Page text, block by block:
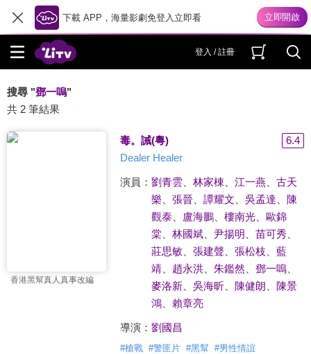
下載 APP，海量影劇免登入立即看
登入 / 註冊
搜尋 "鄧一嗚"
共 2 筆結果
香港黑幫真人真事改編
毒。誡(粵)
6.4
Dealer Healer
演員： 劉青雲、 林家棟 江一燕
古天
樂
張晉、 譚耀文 吳孟達
陳
觀泰、 盧海鵬、 樓南光、 歐錦
棠
林國斌、 尹揚明 苗可秀
莊思敏、 張建聲、 張松枝
藍
靖、 趙永洪、 朱鑑然 鄧一嗚、
麥洛新、 吳海昕、 陳健朗
陳景
鴻、 賴章亮
導演： 劉國昌
#槍戰 #警匪片 #黑幫 #男性情誼